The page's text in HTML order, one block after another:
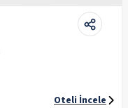
Oteli İncele